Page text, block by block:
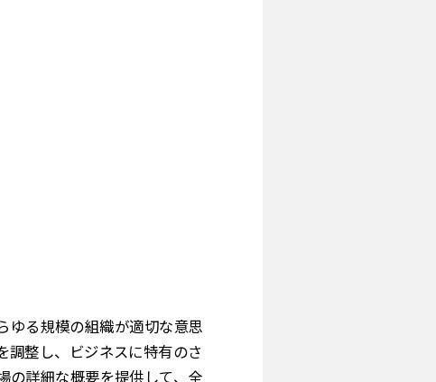
る規模の組織が適切な意思
調整し、ビジネスに特有のさ
の詳細な概要を提供して、全